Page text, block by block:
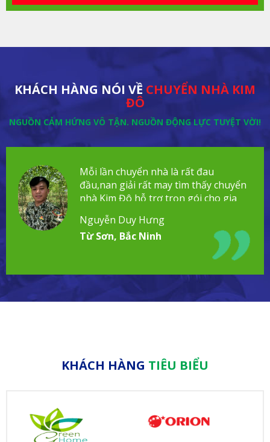
KHÁCH HÀNG NÓI VỀ CHUYỂN NHÀ KIM
ĐÔ
NGUỒN CẢM HỨNG VÔ TẬN. NGUỒN ĐỘNG LỰC TUYỆT VỜI!
Mỗi lần chuyển nhà là rất đau
đầu,nan giải rất may tìm thấy chuyển
nhà Kim Đô hỗ trợ trọn gói cho gia
Nguyễn Duy Hưng
Từ Sơn, Bắc Ninh
KHÁCH HÀNG TIÊU BIỂU